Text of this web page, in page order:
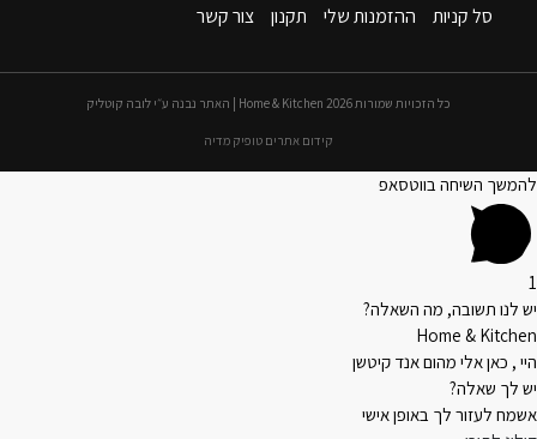
סל קניות ההזמנות שלי תקנון צור קשר
כל הזכויות שמורות 2026 Home & Kitchen | האתר נבנה ע״י לובה קוטליק
קידום אתרים טופיק מדיה
להמשך השיחה בווטסאפ
1
יש לנו תשובה, מה השאלה?
Home & Kitchen
היי , כאן אלי מהום אנד קיטשן
יש לך שאלה?
אשמח לעזור לך באופן אישי